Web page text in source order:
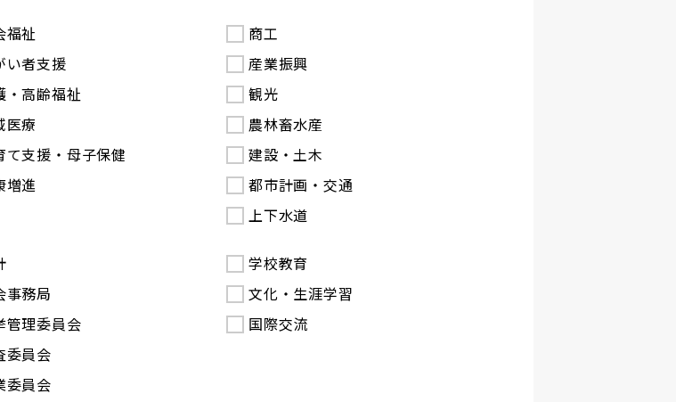
福祉
い者支援
・高齢福祉
医療
て支援・母子保健
増進
商工
産業振興
観光
農林畜水産
建設・土木
都市計画・交通
上下水道
事務局
管理委員会
委員会
委員会
学校教育
文化・生涯学習
国際交流